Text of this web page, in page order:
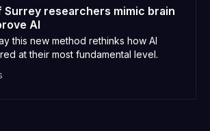
Surrey researchers mimic brain
AI
this new method rethinks how AI
at their most fundamental level.